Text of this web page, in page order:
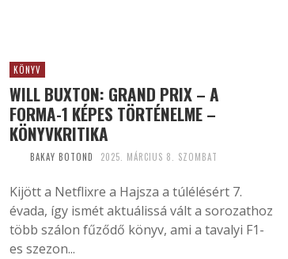
KÖNYV
WILL BUXTON: GRAND PRIX – A
FORMA-1 KÉPES TÖRTÉNELME –
KÖNYVKRITIKA
BAKAY BOTOND 2025. MÁRCIUS 8. SZOMBAT
Kijött a Netflixre a Hajsza a túlélésért 7.
évada, így ismét aktuálissá vált a sorozathoz
több szálon fűződő könyv, ami a tavalyi F1-
es szezon...